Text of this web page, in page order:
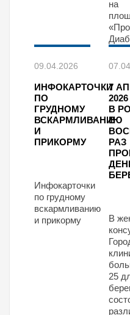
на
«Про
09.04.2026
ИНФОКАРТОЧКИ
ПО
ГРУДНОМУ
ВСКАРМЛИВАНИЮ
И
ПРИКОРМУ
Инфокарточки
по грудному
вскармливанию
и прикорму
7
В
В
РАЗ
В
25